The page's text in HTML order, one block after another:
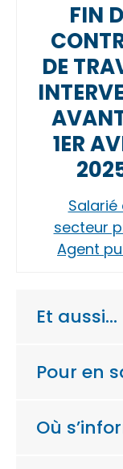
FIN
DE
1ER
Salarié
secteur
Agent
Et aussi…
Pour en
Où